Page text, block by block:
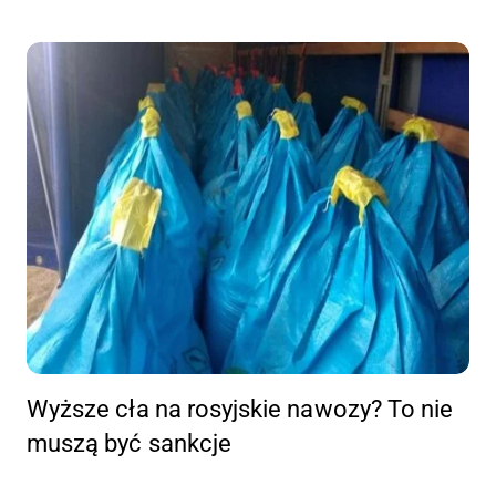
Wyższe cła na rosyjskie nawozy? To nie
muszą być sankcje